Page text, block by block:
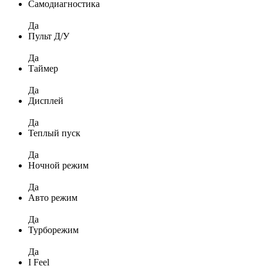
Самодиагностика
Да
Пульт Д/У
Да
Таймер
Да
Дисплей
Да
Теплый пуск
Да
Ночной режим
Да
Авто режим
Да
Турборежим
Да
I Feel